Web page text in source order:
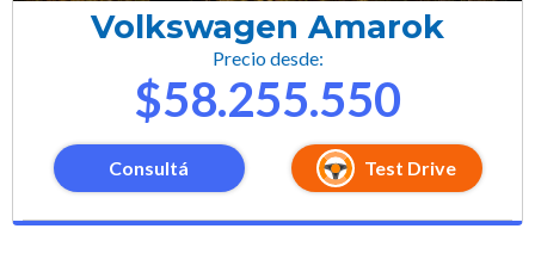
Volkswagen Amarok
Precio desde:
$58.255.550
Consultá Test Drive